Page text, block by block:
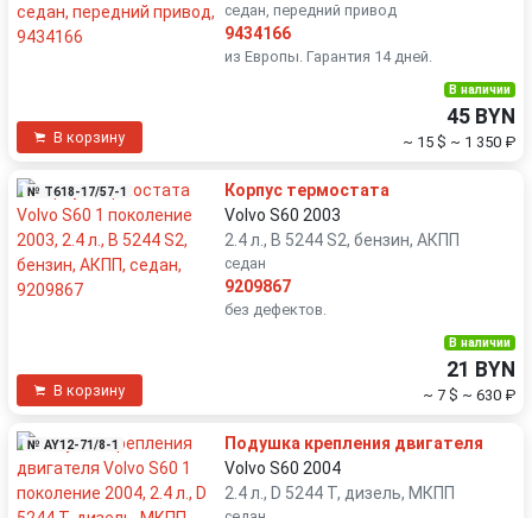
седан, передний привод
9434166
из Европы. Гарантия 14 дней.
В корзину
В наличии
45 BYN
~ 15 $ ~ 1 350 ₽
№ T618-17/57-1
Корпус термостата
Volvo S60 2003
2.4 л., B 5244 S2, бензин, АКПП
седан
9209867
без дефектов.
В корзину
В наличии
21 BYN
~ 7 $ ~ 630 ₽
№ AY12-71/8-1
Подушка крепления двигателя
Volvo S60 2004
2.4 л., D 5244 T, дизель, МКПП